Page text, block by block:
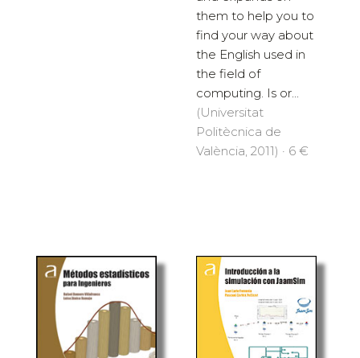
them to help you to
find your way about
the English used in
the field of
computing. Is or...
(Universitat
Politècnica de
València, 2011) · 6 €